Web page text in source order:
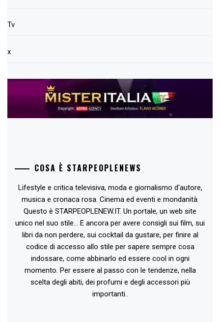
Tv
x
COSA È STARPEOPLENEWS
Lifestyle e critica televisiva, moda e giornalismo d'autore,
musica e cronaca rosa. Cinema ed eventi e mondanità.
Questo è STARPEOPLENEW.IT. Un portale, un web site
unico nel suo stile... E ancora per avere consigli sui film, sui
libri da non perdere, sui cocktail da gustare, per finire al
codice di accesso allo stile per sapere sempre cosa
indossare, come abbinarlo ed essere cool in ogni
momento. Per essere al passo con le tendenze, nella
scelta degli abiti, dei profumi e degli accessori più
importanti..